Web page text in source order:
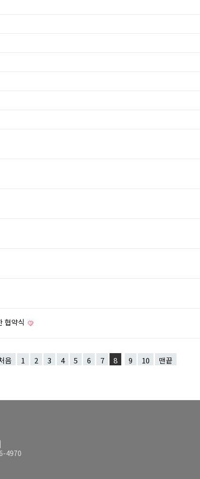
협약식
음 1 2 3 4 5 6 7 8 9 10 맨끝
4970